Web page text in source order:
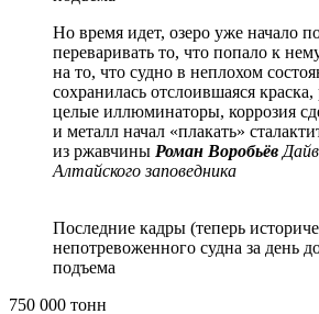
Но время идет, озеро уже начало
переваривать то, что попало к
на то, что судно в неплохом
сохранилась отслоившаяся краска,
целые иллюминаторы, коррозия
и металл начал «плакать»
из ржавчины Роман Воробьёв
Алтайского заповедника
Последние кадры (теперь
непотревоженного судна за день
подъема
750 000 тонн